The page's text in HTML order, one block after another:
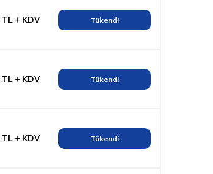
TL KDV Tükendi
TL KDV Tükendi
TL KDV Tükendi